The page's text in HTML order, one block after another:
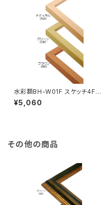
水彩額BH-W01F スケッチ4F 3
52×443ミリ
¥5,060
その他の商品